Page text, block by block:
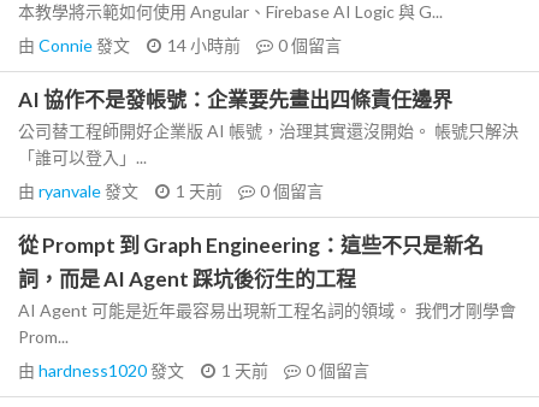
本教學將示範如何使用 Angular、Firebase AI Logic 與 G...
由 Connie發文 14 小時前 0個留言
AI 協作不是發帳號：企業要先畫出四條責任邊界
公司替工程師開好企業版 AI 帳號，治理其實還沒開始。 帳號只解決
「誰可以登入」...
由 ryanvale發文 1 天前 0個留言
從 Prompt 到 Graph Engineering：這些不只是新名
詞，而是 AI Agent 踩坑後衍生的工程
AI Agent 可能是近年最容易出現新工程名詞的領域。 我們才剛學會
Prom...
由 hardness1020發文 1 天前 0個留言